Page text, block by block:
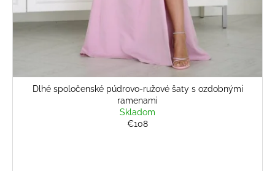
Dlhé spoločenské púdrovo-ružové šaty s ozdobnými
ramenami
Skladom
€108